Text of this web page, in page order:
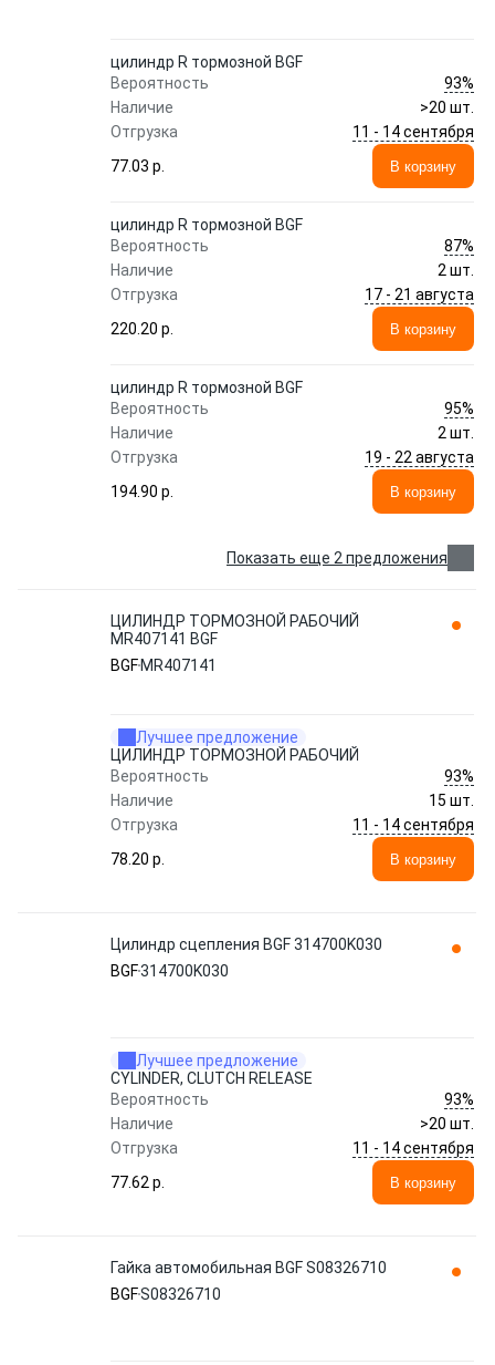
цилиндр R тормозной BGF
Вероятность
93%
Наличие
>20 шт.
Отгрузка
11 - 14 сентября
77.03 p.
В корзину
цилиндр R тормозной BGF
Вероятность
87%
Наличие
2 шт.
Отгрузка
17 - 21 августа
220.20 p.
В корзину
цилиндр R тормозной BGF
Вероятность
95%
Наличие
2 шт.
Отгрузка
19 - 22 августа
194.90 p.
В корзину
Показать еще 2 предложения
ЦИЛИНДР ТОРМОЗНОЙ РАБОЧИЙ
MR407141 BGF
BGF MR407141
Лучшее предложение
ЦИЛИНДР ТОРМОЗНОЙ РАБОЧИЙ
Вероятность
93%
Наличие
15 шт.
Отгрузка
11 - 14 сентября
78.20 p.
В корзину
Цилиндр сцепления BGF 314700K030
BGF314700K030
Лучшее предложение
CYLINDER, CLUTCH RELEASE
Вероятность
93%
Наличие
>20 шт.
Отгрузка
11 - 14 сентября
77.62 p.
В корзину
Гайка автомобильная BGF S08326710
BGFS08326710